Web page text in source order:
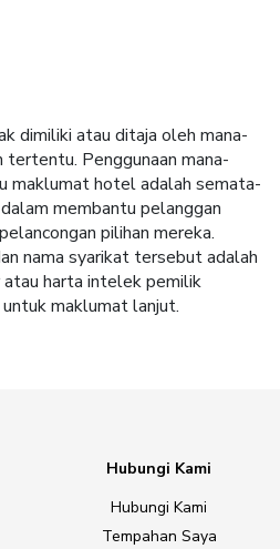
dimiliki atau ditaja oleh mana-
tertentu. Penggunaan mana-
maklumat hotel adalah semata-
membantu pelanggan
pilihan mereka.
nama syarikat tersebut adalah
harta intelek pemilik
untuk maklumat lanjut.
Hubungi Kami
Hubungi Kami
Tempahan Saya